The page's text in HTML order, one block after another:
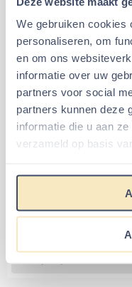
We gebruiken cookies
personaliseren, om
en om ons
informatie over uw
partners voor social
partners kunnen deze
informatie die u aan
verzameld op basis
Alternatieve
Happy Pet
Watermeloen
12 cm
Heating pod
Van